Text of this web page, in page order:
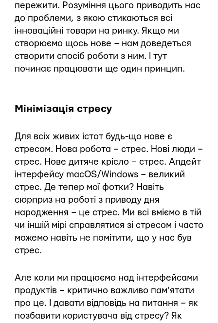
пережити. Розуміння цього приводить нас
до проблеми, з якою стикаються всі
інноваційні товари на ринку. Якщо ми
створюємо щось нове – нам доведеться
створити спосіб роботи з ним. І тут
починає працювати ще один принцип.
Мінімізація стресу
Для всіх живих істот будь-що нове є
стресом. Нова робота – стрес. Нові люди –
стрес. Нове дитяче крісло – стрес. Апдейт
інтерфейсу macOS/Windows – великий
стрес. Де тепер мої фотки? Навіть
сюрприз на роботі з приводу дня
народження – це стрес. Ми всі вміємо в тій
чи іншій мірі справлятися зі стресом і часто
можемо навіть не помітити, що у нас був
стрес.
Але коли ми працюємо над інтерфейсами
продуктів – критично важливо пам’ятати
про це. І давати відповідь на питання – як
позбавити користувача від стресу? Як